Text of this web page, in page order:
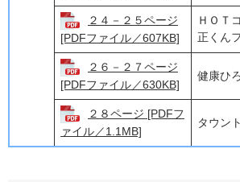
２４－２５ページ
[PDFファイル／607KB]
ＨＯＴ
正くん
２６－２７ページ
[PDFファイル／630KB]
健康ひ
２８ページ [PDFフ
ァイル／1.1MB]
タウン